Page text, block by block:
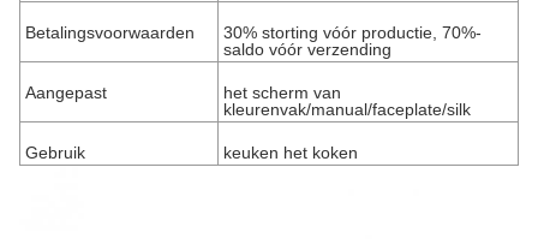
Betalingsvoorwaarden
30% storting vóór productie, 70%-
saldo vóór verzending
Aangepast
het scherm van
kleurenvak/manual/faceplate/silk
Gebruik keuken het koken